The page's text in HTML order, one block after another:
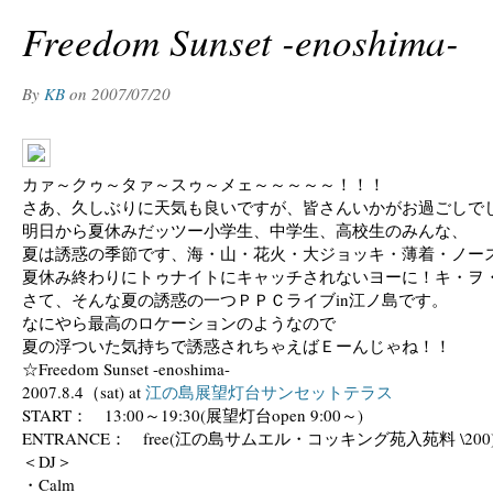
Freedom Sunset -enoshima-
By KB on 2007/07/20
カァ～クゥ～タァ～スゥ～メェ～～～～～！！！
さあ、久しぶりに天気も良いですが、皆さんいかがお過ごしで
明日から夏休みだッツー小学生、中学生、高校生のみんな、
夏は誘惑の季節です、海・山・花火・大ジョッキ・薄着・ノー
夏休み終わりにトゥナイトにキャッチされないヨーに！キ・ヲ
さて、そんな夏の誘惑の一つＰＰＣライブin江ノ島です。
なにやら最高のロケーションのようなので
夏の浮ついた気持ちで誘惑されちゃえばＥーんじゃね！！
☆Freedom Sunset -enoshima-
2007.8.4（sat) at 江の島展望灯台サンセットテラス
START： 13:00～19:30(展望灯台open 9:00～)
ENTRANCE： free(江の島サムエル・コッキング苑入苑料
＜DJ＞
・Calm